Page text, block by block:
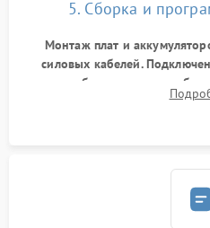
5. Сборка и
Монтаж плат и
силовых кабелей.
калибровки констант
срабатывания AVR и